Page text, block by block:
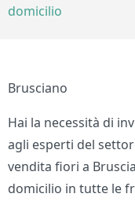
domicilio
Brusciano
Hai la necessità di
agli esperti del
vendita fiori a
domicilio in tutte le